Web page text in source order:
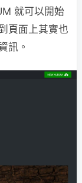
就可以開始
頁面上其實也
訊。